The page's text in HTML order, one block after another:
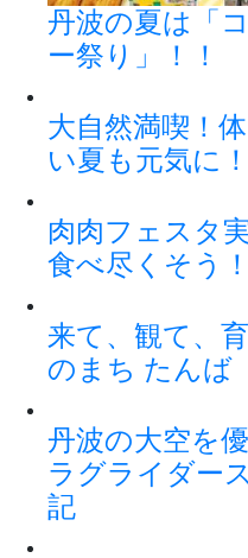
丹波の夏は「
ー祭り」！！
大自然満喫！
い夏も元気に
肉肉フェスタ
食べ尽くそう！
来て、観て、
のまち たんば
丹波の大空を
ラグライダー
記